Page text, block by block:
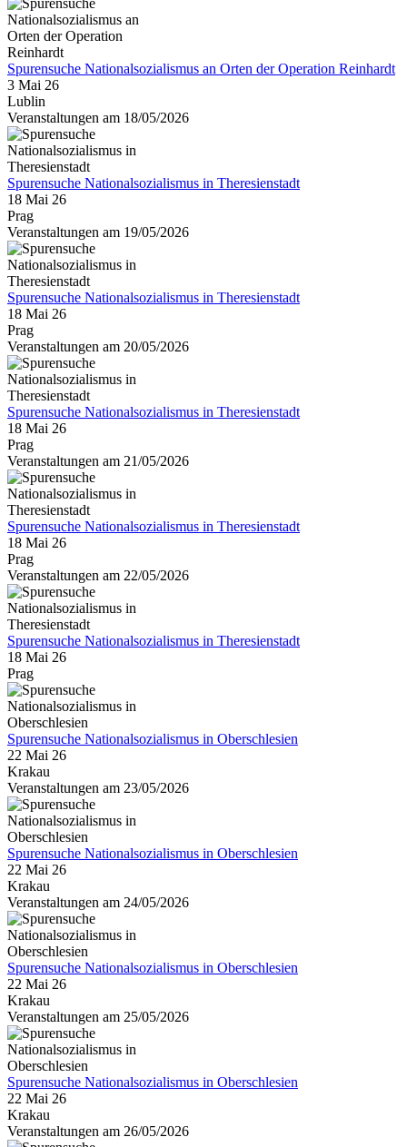
Spurensuche Nationalsozialismus an Orten der Operation Reinhardt
3 Mai 26
Lublin
Veranstaltungen am 18/05/2026
Spurensuche Nationalsozialismus in Theresienstadt
18 Mai 26
Prag
Veranstaltungen am 19/05/2026
Spurensuche Nationalsozialismus in Theresienstadt
18 Mai 26
Prag
Veranstaltungen am 20/05/2026
Spurensuche Nationalsozialismus in Theresienstadt
18 Mai 26
Prag
Veranstaltungen am 21/05/2026
Spurensuche Nationalsozialismus in Theresienstadt
18 Mai 26
Prag
Veranstaltungen am 22/05/2026
Spurensuche Nationalsozialismus in Theresienstadt
18 Mai 26
Prag
Spurensuche Nationalsozialismus in Oberschlesien
22 Mai 26
Krakau
Veranstaltungen am 23/05/2026
Spurensuche Nationalsozialismus in Oberschlesien
22 Mai 26
Krakau
Veranstaltungen am 24/05/2026
Spurensuche Nationalsozialismus in Oberschlesien
22 Mai 26
Krakau
Veranstaltungen am 25/05/2026
Spurensuche Nationalsozialismus in Oberschlesien
22 Mai 26
Krakau
Veranstaltungen am 26/05/2026